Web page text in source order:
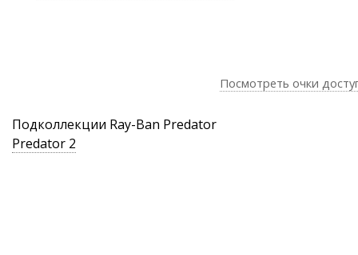
Посмотреть очки
Подколлекции Ray-Ban Predator
Predator 2